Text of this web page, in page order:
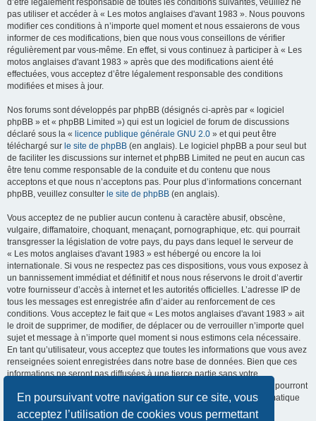
En poursuivant votre navigation sur ce site, vous
acceptez l’utilisation de cookies vous permettant
d’être légalement responsable de toutes les conditions suivantes, veuillez ne
pas utiliser et accéder à « Les motos anglaises d'avant 1983 ». Nous pouvons
modifier ces conditions à n’importe quel moment et nous essaierons de vous
informer de ces modifications, bien que nous vous conseillons de vérifier
régulièrement par vous-même. En effet, si vous continuez à participer à « Les
motos anglaises d'avant 1983 » après que des modifications aient été
effectuées, vous acceptez d’être légalement responsable des conditions
modifiées et mises à jour.
Nos forums sont développés par phpBB (désignés ci-après par « logiciel
phpBB » et « phpBB Limited ») qui est un logiciel de forum de discussions
déclaré sous la « licence publique générale GNU 2.0 » et qui peut être
téléchargé sur le site de phpBB (en anglais). Le logiciel phpBB a pour seul but
de faciliter les discussions sur internet et phpBB Limited ne peut en aucun cas
être tenu comme responsable de la conduite et du contenu que nous
acceptons et que nous n’acceptons pas. Pour plus d’informations concernant
phpBB, veuillez consulter le site de phpBB (en anglais).
Vous acceptez de ne publier aucun contenu à caractère abusif, obscène,
vulgaire, diffamatoire, choquant, menaçant, pornographique, etc. qui pourrait
transgresser la législation de votre pays, du pays dans lequel le serveur de
« Les motos anglaises d'avant 1983 » est hébergé ou encore la loi
internationale. Si vous ne respectez pas ces dispositions, vous vous exposez à
un bannissement immédiat et définitif et nous nous réservons le droit d’avertir
votre fournisseur d’accès à internet et les autorités officielles. L’adresse IP de
tous les messages est enregistrée afin d’aider au renforcement de ces
conditions. Vous acceptez le fait que « Les motos anglaises d'avant 1983 » ait
le droit de supprimer, de modifier, de déplacer ou de verrouiller n’importe quel
sujet et message à n’importe quel moment si nous estimons cela nécessaire.
En tant qu’utilisateur, vous acceptez que toutes les informations que vous avez
renseignées soient enregistrées dans notre base de données. Bien que ces
informations ne seront pas diffusées à une tierce partie sans votre
consentement, ni « Les motos anglaises d'avant 1983 », ni phpBB, ne pourront
être tenus comme responsables en cas de tentative de piratage informatique
visant à compromettre vos données.